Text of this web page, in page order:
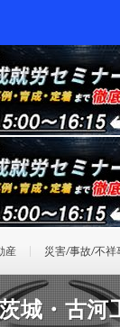
産 災害/事故/不祥
城・古河